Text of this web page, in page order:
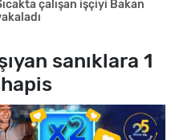
çalışan işçiyi Bakan
sanıklara 1